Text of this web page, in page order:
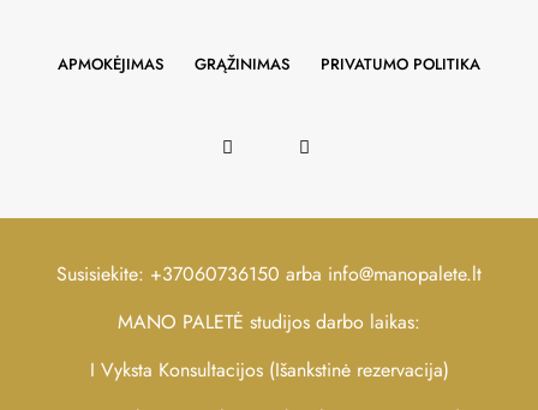
APMOKĖJIMAS GRĄŽINIMAS PRIVATUMO POLITIKA
Susisiekite: +37060736150 arba info@manopalete.lt
MANO PALETĖ studijos darbo laikas:
I Vyksta Konsultacijos (Išankstinė rezervacija)